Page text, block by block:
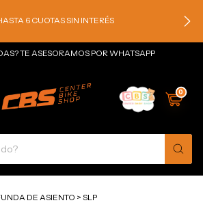
6 CUOTAS SIN INTERÉS
TE ASESORAMOS POR WHATSAPP
0
DE ASIENTO > SLP